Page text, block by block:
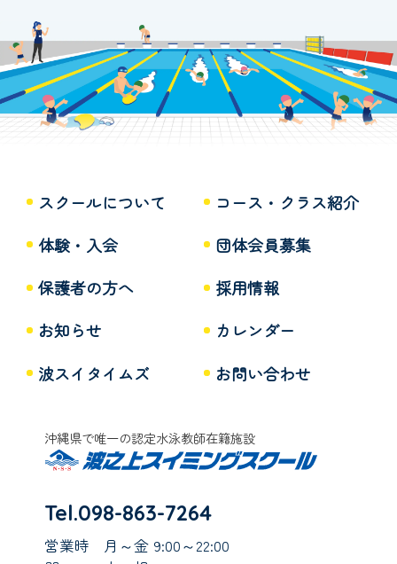
スクールについて
コース・クラス紹介
体験・入会
団体会員募集
保護者の方へ
採用情報
お知らせ
カレンダー
波スイタイムズ
お問い合わせ
沖縄県で唯一の認定水泳教師在籍施設
Tel.098-863-7264
営業時
月～金 9:00～22:00